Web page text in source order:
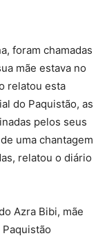
foram chamadas
mãe estava no
relatou esta
do Paquistão, as
pelos seus
uma chantagem
relatou o diário
Azra Bibi, mãe